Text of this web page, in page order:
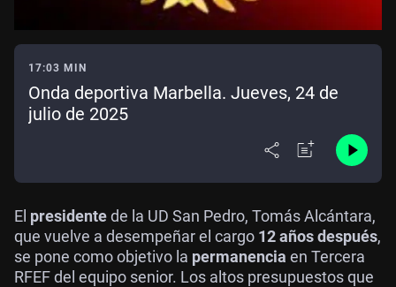
17:03 MIN
Onda deportiva Marbella. Jueves, 24 de
julio de 2025
El presidentede la UD San Pedro, Tomás Alcántara,
que vuelve a desempeñar el cargo 12 años después,
se pone como objetivo la permanencia en Tercera
RFEF del equipo senior. Los altos presupuestos que